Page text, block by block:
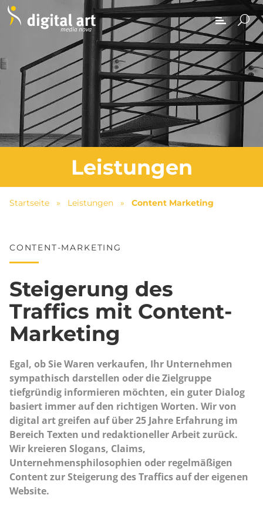
Leistungen
Startseite » Leistungen » Content Marketing
CONTENT-MARKETING
Steigerung des
Traffics mit Content-
Marketing
Egal, ob Sie Waren verkaufen, Ihr Unternehmen
sympathisch darstellen oder die Zielgruppe
tiefgründig informieren möchten, ein guter Dialog
basiert immer auf den richtigen Worten. Wir von
digital art greifen auf über 25 Jahre Erfahrung im
Bereich Texten und redaktioneller Arbeit zurück.
Wir kreieren Slogans, Claims,
Unternehmensphilosophien oder regelmäßigen
Content zur Steigerung des Traffics auf der eigenen
Website.